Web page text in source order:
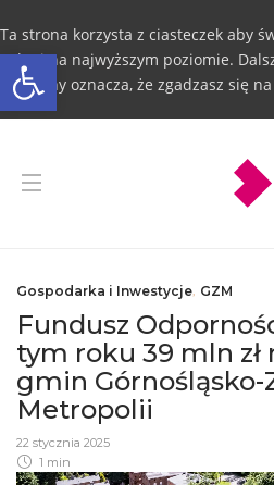
Otwórz pasek narzędzi
Ta strona korzysta z ciasteczek aby
usługi na najwyższym poziomie.
ze strony oznacza, że zgadzasz się
Gospodarka i Inwestycje, GZM
Fundusz
tym roku 39 mln zł
gmin Górnośląsko-
Metropolii
22 stycznia 2025
1 min